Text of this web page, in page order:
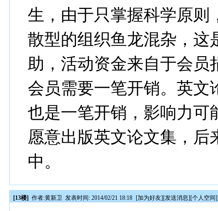
生，由于只掌握科学原则
散型的组织鱼龙混杂，这
助，活动资金来自于会员
会员需要一笔开销。英文
也是一笔开销，影响力可
愿意出版英文论文集，后
中。
[13楼] 作者:黄新卫 发表时间: 2014/02/21 18:18 [加为好友][发送消息][个人空间]